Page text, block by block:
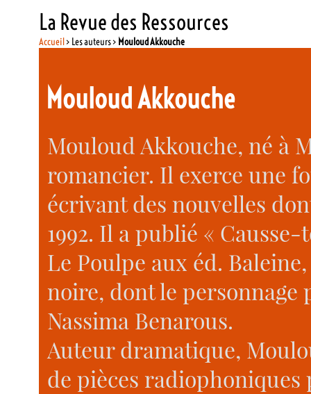
La Revue des Ressources
Accueil> Les auteurs > Mouloud Akkouche
Mouloud Akkouche
Mouloud Akkouche, né à
romancier. Il exerce une
écrivant des nouvelles
1992. Il a publié «
Le Poulpe aux éd.
noire, dont le personnage
Nassima Benarous.
Auteur dramatique,
de pièces